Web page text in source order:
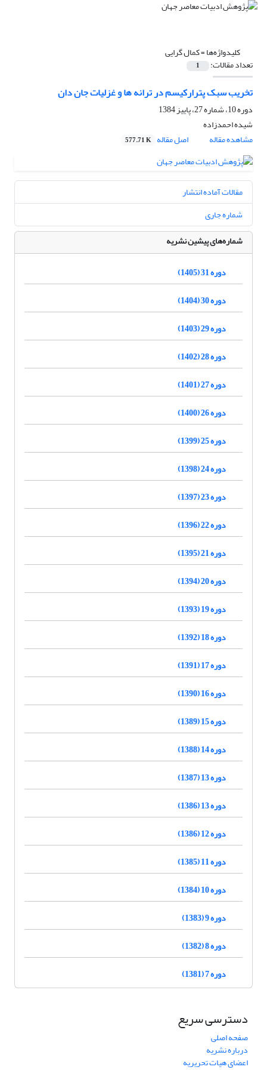
کلیدواژه‌ها =کمال گرایی
تعداد مقالات: 1
تخریب سبک پترارکیسم در ترانه ها و غزلیات جان دان
دوره 10، شماره 27، پاییز 1384
شیده احمدزاده
مشاهده مقاله
اصل مقاله 577.71 K
مقالات آماده انتشار
شماره جاری
شماره‌های پیشین نشریه
دوره 31 (1405)
دوره 30 (1404)
دوره 29 (1403)
دوره 28 (1402)
دوره 27 (1401)
دوره 26 (1400)
دوره 25 (1399)
دوره 24 (1398)
دوره 23 (1397)
دوره 22 (1396)
دوره 21 (1395)
دوره 20 (1394)
دوره 19 (1393)
دوره 18 (1392)
دوره 17 (1391)
دوره 16 (1390)
دوره 15 (1389)
دوره 14 (1388)
دوره 13 (1387)
دوره 13 (1386)
دوره 12 (1386)
دوره 11 (1385)
دوره 10 (1384)
دوره 9 (1383)
دوره 8 (1382)
دوره 7 (1381)
دسترسی سریع
صفحه اصلی
درباره نشریه
اعضای هیات تحریریه